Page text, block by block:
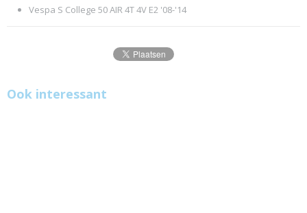
Vespa S College 50 AIR 4T 4V E2 '08-'14
Ook interessant